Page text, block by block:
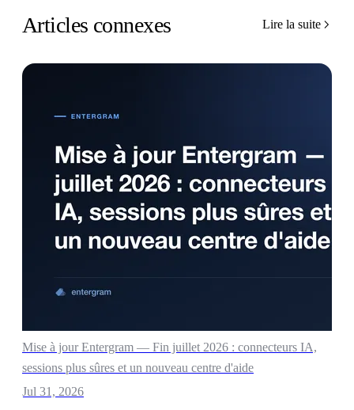
Articles connexes Lire la suite
Mise à jour Entergram — Fin juillet 2026 : connecteurs IA,
sessions plus sûres et un nouveau centre d'aide
Jul 31, 2026